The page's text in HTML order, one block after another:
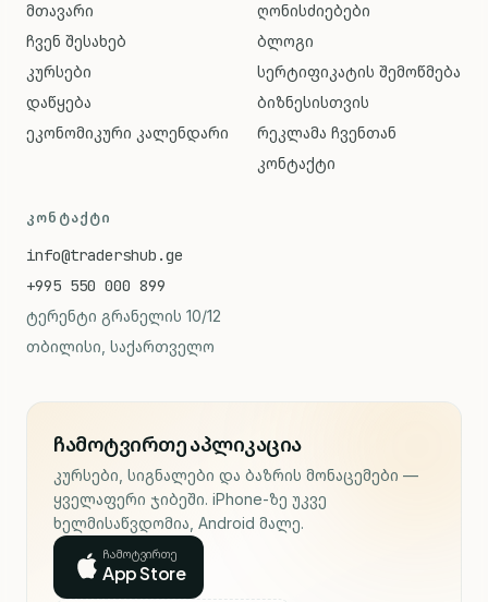
მთავარი
ჩვენ შესახებ
კურსები
დაწყება
ეკონომიკური კალენდარი
ღონისძიებები
ბლოგი
სერტიფიკატის შემოწმება
ბიზნესისთვის
რეკლამა ჩვენთან
კონტაქტი
ᲙᲝᲜᲢᲐᲥᲢᲘ
info@tradershub.ge
+995 550 000 899
ტერენტი გრანელის 10/12
თბილისი, საქართველო
ჩამოტვირთე აპლიკაცია
კურსები, სიგნალები და ბაზრის მონაცემები —
ყველაფერი ჯიბეში. iPhone-ზე უკვე
ხელმისაწვდომია, Android მალე.
ჩამოტვირთე
App Store